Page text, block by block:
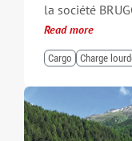
la société
Read more
Cargo Charge